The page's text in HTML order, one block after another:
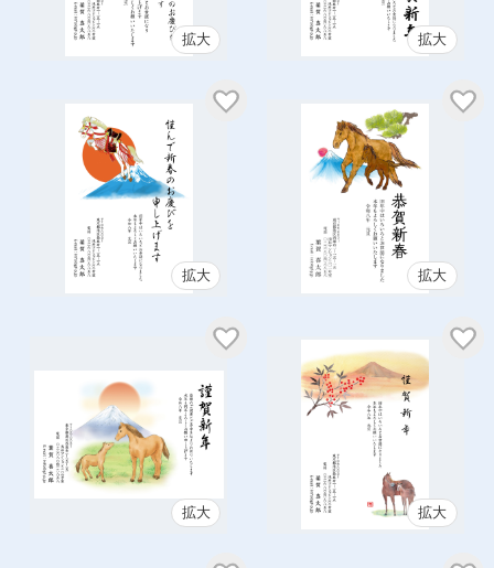
拡大 拡大
拡大 拡大
拡大 拡大